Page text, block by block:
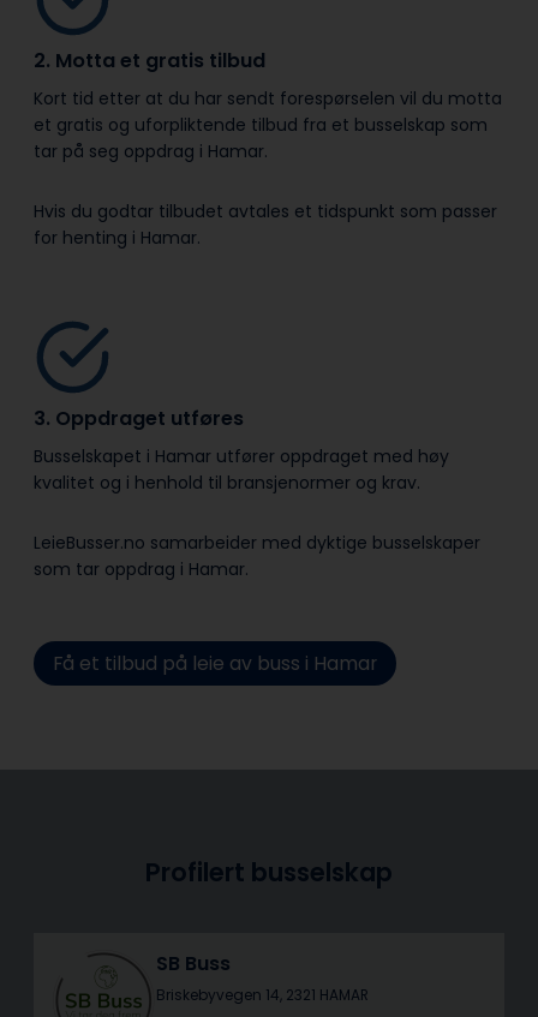
2. Motta et gratis tilbud
Kort tid etter at du har sendt forespørselen vil du motta
et gratis og uforpliktende tilbud fra et busselskap som
tar på seg oppdrag i Hamar.
Hvis du godtar tilbudet avtales et tidspunkt som passer
for henting i Hamar.
3. Oppdraget utføres
Busselskapet i Hamar utfører oppdraget med høy
kvalitet og i henhold til bransje­normer og krav.
LeieBusser.no samarbeider med dyktige busselskaper
som tar oppdrag i Hamar.
Få et tilbud på leie av buss i Hamar
Profilert busselskap
SB Buss
Briskebyvegen 14, 2321 HAMAR